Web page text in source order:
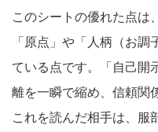
このシートの優れた点は
「原点」や「人柄（お
ている点です。「自己開
離を一瞬で縮め、信頼関
これを読んだ相手は、服